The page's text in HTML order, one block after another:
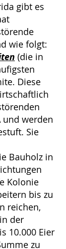
gibt es
wie folgt:
(die in
Diese
und werden
Sie
Bauholz in
Kolonie
bis zu
reichen,
der
10.000 Eier
zu